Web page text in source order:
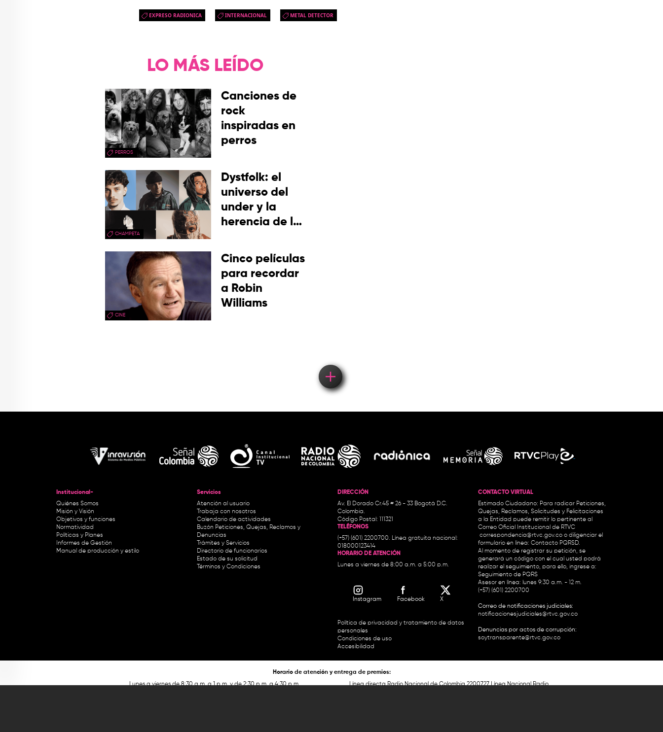
EXPRESO RADIONICA INTERNACIONAL METAL DETECTOR
LO MÁS LEÍDO
PERROS
Canciones de
rock
inspiradas en
perros
CHAMPETA
Dystfolk: el
universo del
under y la
herencia de la
picotera
CINE
Cinco películas
para recordar
a Robin
Williams
Institucional-
Quiénes Somos
Misión y Visión
Objetivos y funciones
Normatividad
Políticas y Planes
Informes de Gestión
Manual de producción y estilo
Servicios
Atención al usuario
Trabaja con nosotros
Calendario de actividades
Buzón Peticiones, Quejas, Reclamos y
Denuncias
Trámites y Servicios
Directorio de funcionarios
Estado de su solicitud
Términos y Condiciones
DIRECCIÓN
Av. El Dorado Cr.45 # 26 - 33 Bogotá D.C.
Colombia.
Código Postal: 111321
TELÉFONOS
(+57) (601) 2200700. Línea gratuita nacional:
018000123414
HORARIO DE ATENCIÓN
Lunes a viernes de 8:00 a.m. a 5:00 p.m.
Instagram Facebook X
Política de privacidad y tratamiento de datos
personales
Condiciones de uso
Accesibilidad
CONTACTO VIRTUAL
Estimado Ciudadano: Para radicar Peticiones,
Quejas, Reclamos, Solicitudes y Felicitaciones
a la Entidad puede remitir lo pertinente al
Correo Oficial Institucional de RTVC
correspondencia@rtvc.gov.co o diligenciar el
formulario en línea: Contacto PQRSD.
Al momento de registrar su petición, se
generará un código con el cual usted podrá
realizar el seguimiento, para ello, ingrese a:
Seguimiento de PQRS
Asesor en línea: lunes 9:30 a.m. - 12 m.
(+57) (601) 2200700
Correo de notificaciones judiciales:
notificacionesjudiciales@rtvc.gov.co
Denuncias por actos de corrupción:
soytransparente@rtvc.gov.co
Horario de atención y entrega de premios:
Lunes a viernes de 8:30 a.m. a 1 p.m. y de 2:30 p.m. a 4:30 p.m.
Línea directa Radio Nacional de Colombia 2200727 Línea Nacional Radio